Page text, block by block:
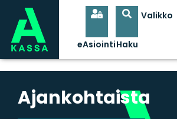
Ajankohtaista